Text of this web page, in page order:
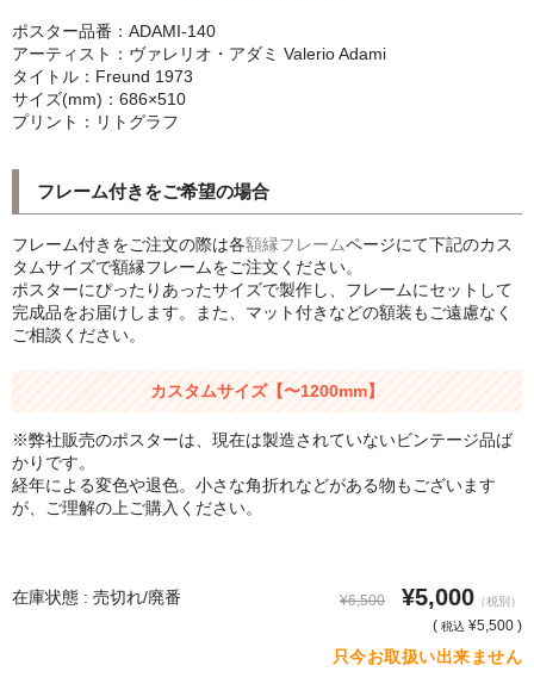
シンプルLPフレームセット
CD紙ジャケフレーム
アートポスター一覧
Instagram紹介商品
エンゾ・マーリ【Enzo Mari】
ダネーゼ【DANESE MILANO】
フォトアートポスター
アンディ・ウォーホル
Folon
猫・ねこ・ネコ
ポスター品番：ADAMI-140
アーティスト：ヴァレリオ・アダミ Valerio Adami
タイトル：Freund 1973
サイズ(mm)：686×510
プリント：リトグラフ
フレーム付きをご希望の場合
フレーム付きをご注文の際は各額縁フレームページにて下記のカス
タムサイズで額縁フレームをご注文ください。
ポスターにぴったりあったサイズで製作し、フレームにセットして
完成品をお届けします。また、マット付きなどの額装もご遠慮なく
ご相談ください。
カスタムサイズ【〜1200mm】
※弊社販売のポスターは、現在は製造されていないビンテージ品ば
かりです。
経年による変色や退色。小さな角折れなどがある物もございます
が、ご理解の上ご購入ください。
在庫状態 : 売切れ/廃番 ¥6,500 ¥5,000 （税別）
( 税込 ¥5,500 )
只今お取扱い出来ません